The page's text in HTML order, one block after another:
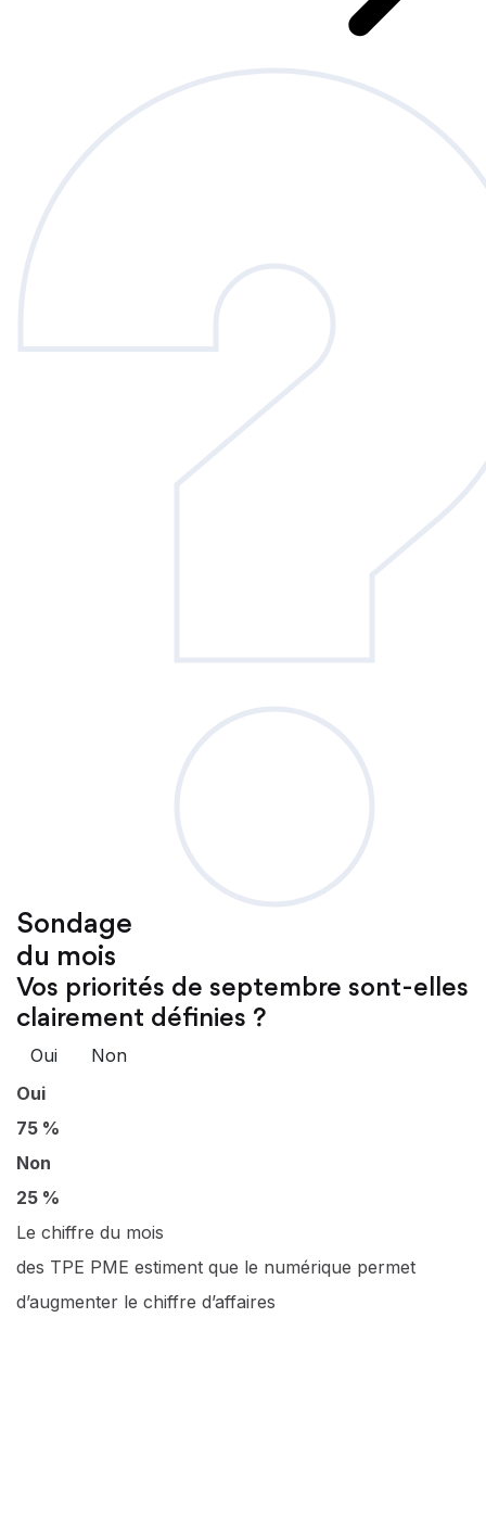
Sondage
du mois
Vos priorités de septembre sont-elles
clairement définies ?
Oui
Non
Oui
75 %
Non
25 %
Le chiffre du mois
des TPE PME estiment que le numérique permet
d’augmenter le chiffre d’affaires